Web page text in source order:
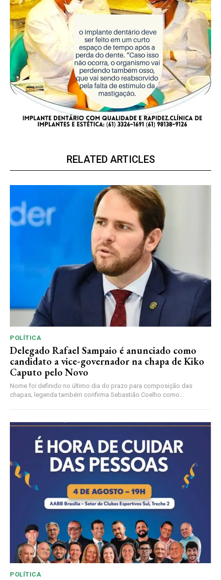
RELATED ARTICLES
POLÍTICA
Delegado Rafael Sampaio é anunciado como
candidato a vice-governador na chapa de Kiko
Caputo pelo Novo
Nome foi definido no último dia do prazo para composição das
chapas; legenda também confirma Sebastião Coelho como...
POLÍTICA